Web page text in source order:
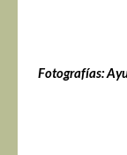
Fotografías: